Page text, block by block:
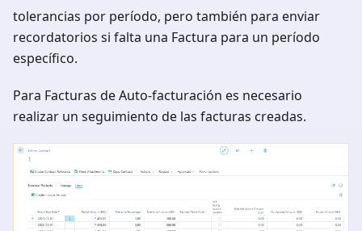
tolerancias por período, pero también para enviar
recordatorios si falta una Factura para un período
específico.
Para Facturas de Auto-facturación es necesario
realizar un seguimiento de las facturas creadas.